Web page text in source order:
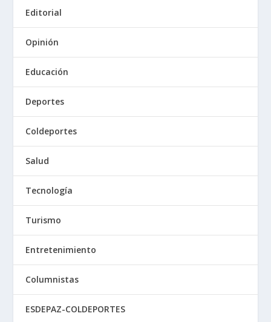
Editorial
Opinión
Educación
Deportes
Coldeportes
Salud
Tecnología
Turismo
Entretenimiento
Columnistas
ESDEPAZ-COLDEPORTES